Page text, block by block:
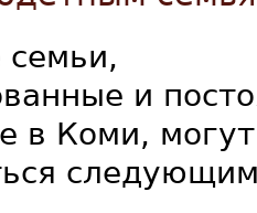
и
в Коми, могут